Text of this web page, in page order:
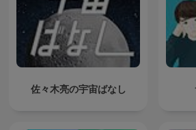
佐々木亮の宇宙ばなし